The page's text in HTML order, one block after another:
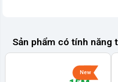
Sản phẩm có tính năng
New